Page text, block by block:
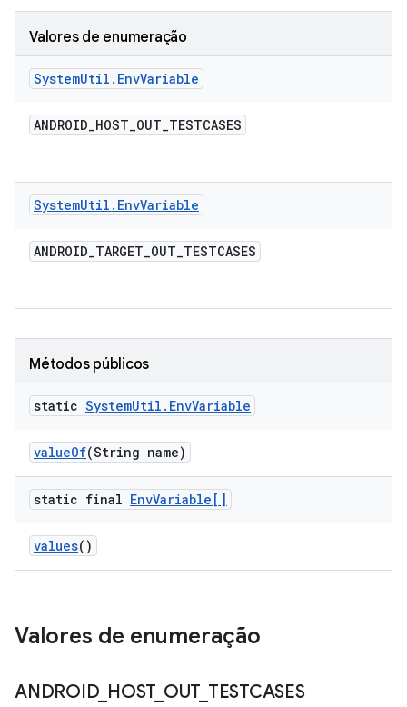
Valores de enumeração
SystemUtil . EnvVariable
ANDROID_HOST_OUT_TESTCASES
SystemUtil . EnvVariable
ANDROID_TARGET_OUT_TESTCASES
Métodos públicos
static SystemUtil . EnvVariable
valueOf(String name)
static final EnvVariable[]
values()
Valores de enumeração
ANDROID_ HOST_ OUT_ TESTCASES